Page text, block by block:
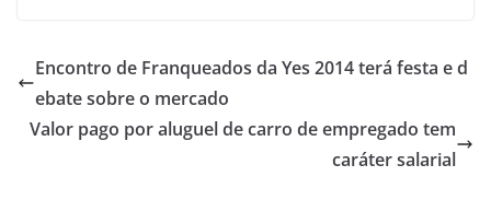
Encontro de Franqueados da Yes 2014 terá festa e d
ebate sobre o mercado
Valor pago por aluguel de carro de empregado tem
caráter salarial